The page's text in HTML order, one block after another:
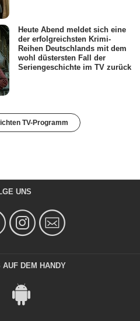
Heute Abend meldet sich eine
der erfolgreichsten Krimi-
Reihen Deutschlands mit dem
wohl düstersten Fall der
Seriengeschichte im TV zurück
TV-Programm
UNS
AUF DEM HANDY